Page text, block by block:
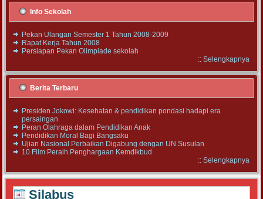
Info Sekolah
Pekan Ulangan Semester 1 Tahun 2008-2009
Rapat Kerja Tahun 2008
Persiapan Pekan Olimpiade sekolah
:: Selengkapnya
Berita Terbaru
Presiden Jokowi: Kesehatan & pendidikan pondasi hadapi era
persaingan
Peran Olahraga dalam Pendidikan Anak
Pendidikan Moral Bagi Bangsaku
Ujian Nasional Perbaikan Digabung dengan UN Susulan
10 Film Peraih Penghargaan Kemdikbud
:: Selengkapnya
Silabus